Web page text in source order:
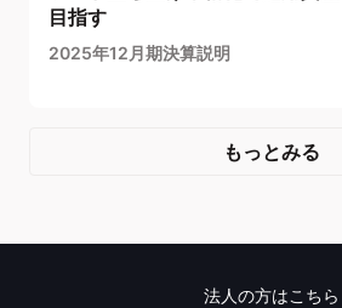
目指す
2025年12月期決算説明
もっとみる
法人の方はこちら